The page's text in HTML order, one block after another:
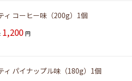
ィ コーヒー味（200g）1個
1,200 円
ィ パイナップル味（180g）1個